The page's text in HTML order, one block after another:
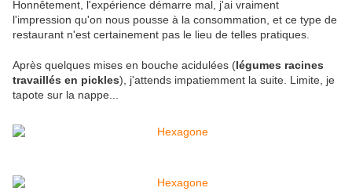
Honnêtement, l'expérience démarre mal, j'ai vraiment
l'impression qu'on nous pousse à la consommation, et ce type de
restaurant n'est certainement pas le lieu de telles pratiques.
Après quelques mises en bouche acidulées (légumes racines
travaillés en pickles), j'attends impatiemment la suite. Limite, je
tapote sur la nappe...